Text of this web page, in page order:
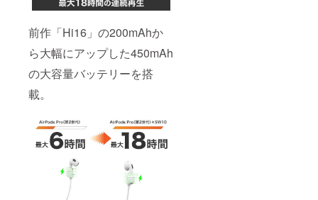
前作「Hi16」の200mAhか
ら大幅にアップした450mAh
の大容量バッテリーを搭
載。